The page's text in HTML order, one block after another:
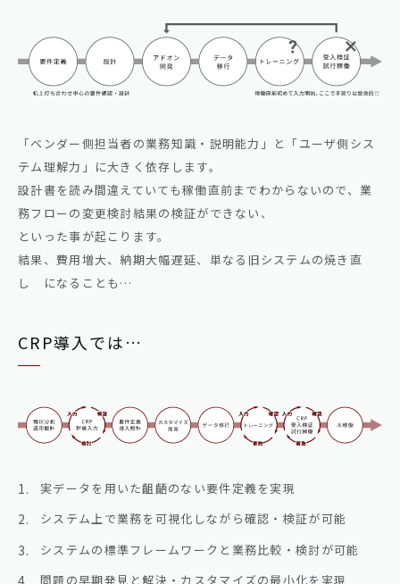
「ベンダー側担当者の業務知識・説明能力」と「ユーザ側シス
テム理解力」に大きく依存します。
設計書を読み間違えていても稼働直前までわからないので、業
務フローの変更検討結果の検証ができない、
といった事が起こります。
結果、費用増大、納期大幅遅延、単なる旧システムの焼き直
し になることも…
CRP導入では…
実データを用いた齟齬のない要件定義を実現
システム上で業務を可視化しながら確認・検証が可能
システムの標準フレームワークと業務比較・検討が可能
問題の早期発見と解決・カスタマイズの最小化を実現